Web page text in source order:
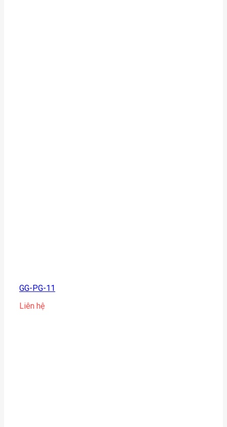
GG-PG-11
Liên hệ